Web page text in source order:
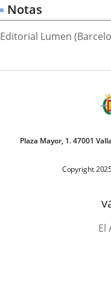
Notas
Editorial Lumen
Plaza Mayor, 1. 47001
Copyright
El